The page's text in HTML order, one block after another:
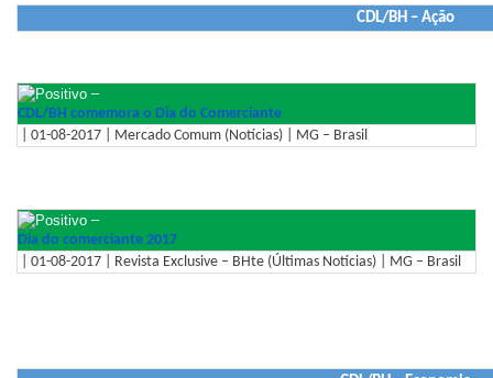
CDL/BH – Ação
–
CDL/BH comemora o Dia do Comerciante
| 01-08-2017 | Mercado Comum (Notícias) | MG – Brasil
–
Dia do comerciante 2017
| 01-08-2017 | Revista Exclusive – BHte (Últimas Notícias) | MG – Brasil